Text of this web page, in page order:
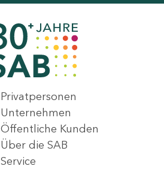
Privatpersonen
Unternehmen
Öffentliche Kunden
Über die SAB
Service